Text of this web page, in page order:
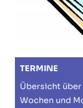
TERMINE
Übersicht über
Wochen und